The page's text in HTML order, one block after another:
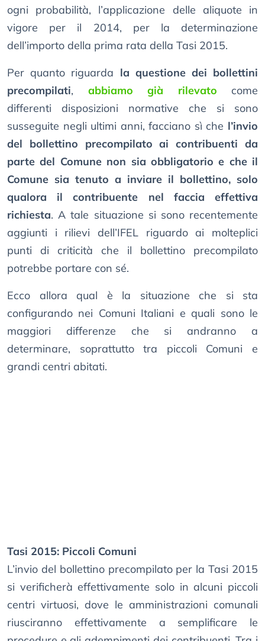
ogni probabilità, l’applicazione delle aliquote in
vigore per il 2014, per la determinazione
dell’importo della prima rata della Tasi 2015.
Per quanto riguarda la questione dei bollettini
precompilati, abbiamo già rilevato come
differenti disposizioni normative che si sono
susseguite negli ultimi anni, facciano sì che l’invio
del bollettino precompilato ai contribuenti da
parte del Comune non sia obbligatorio e che il
Comune sia tenuto a inviare il bollettino, solo
qualora il contribuente nel faccia effettiva
richiesta. A tale situazione si sono recentemente
aggiunti i rilievi dell’IFEL riguardo ai molteplici
punti di criticità che il bollettino precompilato
potrebbe portare con sé.
Ecco allora qual è la situazione che si sta
configurando nei Comuni Italiani e quali sono le
maggiori differenze che si andranno a
determinare, soprattutto tra piccoli Comuni e
grandi centri abitati.
Tasi 2015: Piccoli Comuni
L’invio del bollettino precompilato per la Tasi 2015
si verificherà effettivamente solo in alcuni piccoli
centri virtuosi, dove le amministrazioni comunali
riusciranno effettivamente a semplificare le